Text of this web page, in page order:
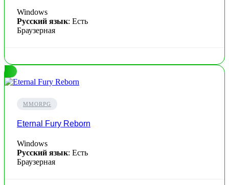
Windows
Русский язык: Есть
Браузерная
MMORPG
Eternal Fury Reborn
Windows
Русский язык: Есть
Браузерная